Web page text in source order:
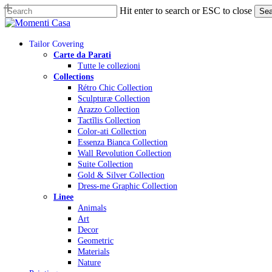
Skip
to
content
Hit enter to search or ESC to close
Close
Menu
Tailor Covering
Carte da Parati
Tutte le collezioni
Collections
Rétro Chic Collection
Sculpturæ Collection
Arazzo Collection
Tactĩlis Collection
Color-ati Collection
Essenza Bianca Collection
Wall Revolution Collection
Suite Collection
Gold & Silver Collection
Dress-me Graphic Collection
Linee
Animals
Art
Decor
Geometric
Materials
Nature